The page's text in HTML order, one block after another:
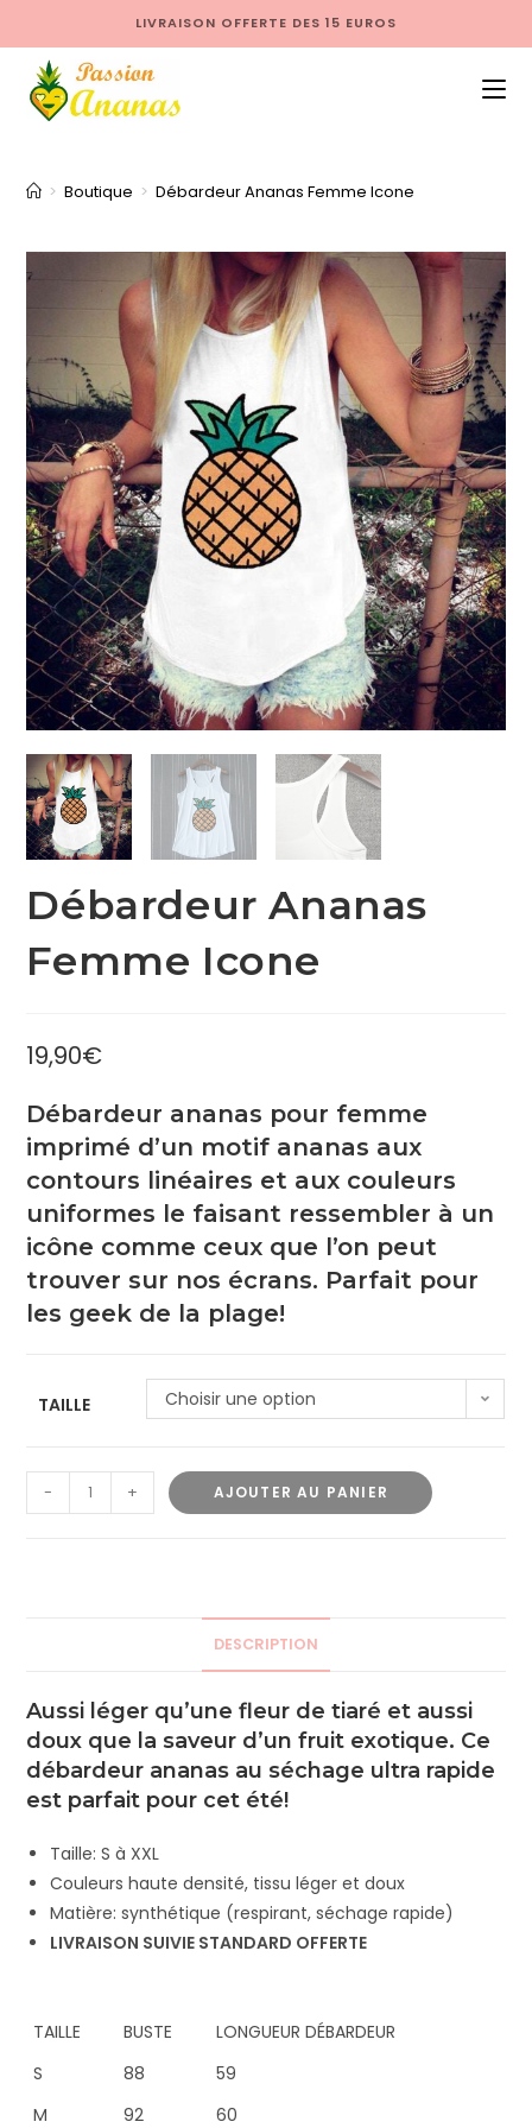
LIVRAISON OFFERTE DES 15 EUROS
> Boutique > Débardeur Ananas Femme Icone
Débardeur Ananas
Femme Icone
19,90€
Débardeur ananas pour femme
imprimé d’un motif ananas aux
contours linéaires et aux couleurs
uniformes le faisant ressembler à un
icône comme ceux que l’on peut
trouver sur nos écrans. Parfait pour
les geek de la plage!
TAILLE Choisir une option
- + AJOUTER AU PANIER
DESCRIPTION
Aussi léger qu’une fleur de tiaré et aussi
doux que la saveur d’un fruit exotique. Ce
débardeur ananas au séchage ultra rapide
est parfait pour cet été!
Taille: S à XXL
Couleurs haute densité, tissu léger et doux
Matière: synthétique (respirant, séchage rapide)
LIVRAISON SUIVIE STANDARD OFFERTE
TAILLE BUSTE
LONGUEUR DÉBARDEUR
S
88
59
M
92 60